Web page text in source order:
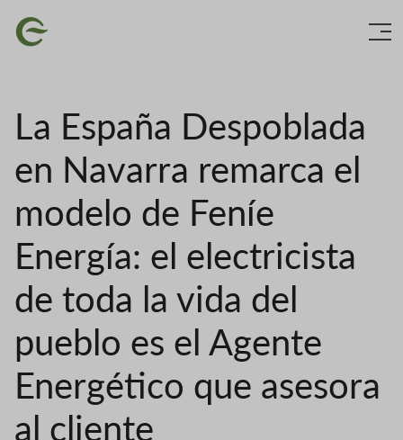
Image
La España Despoblada
en Navarra remarca el
modelo de Feníe
Energía: el electricista
de toda la vida del
pueblo es el Agente
Energético que asesora
al cliente